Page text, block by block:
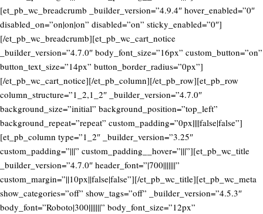
[et_pb_wc_breadcrumb _builder_version=”4.9.4″ hover_enabled=”0″
disabled_on=”on|on|on” disabled=”on” sticky_enabled=”0″]
[/et_pb_wc_breadcrumb][et_pb_wc_cart_notice
_builder_version=”4.7.0″ body_font_size=”16px” custom_button=”on”
button_text_size=”14px” button_border_radius=”0px”]
[/et_pb_wc_cart_notice][/et_pb_column][/et_pb_row][et_pb_row
column_structure=”1_2,1_2″ _builder_version=”4.7.0″
background_size=”initial” background_position=”top_left”
background_repeat=”repeat” custom_padding=”0px||||false|false”]
[et_pb_column type=”1_2″ _builder_version=”3.25″
custom_padding=”|||” custom_padding__hover=”|||”][et_pb_wc_title
_builder_version=”4.7.0″ header_font=”|700|||||||”
custom_margin=”||10px||false|false”][/et_pb_wc_title][et_pb_wc_meta
show_categories=”off” show_tags=”off” _builder_version=”4.5.3″
body_font=”Roboto|300|||||||” body_font_size=”12px”